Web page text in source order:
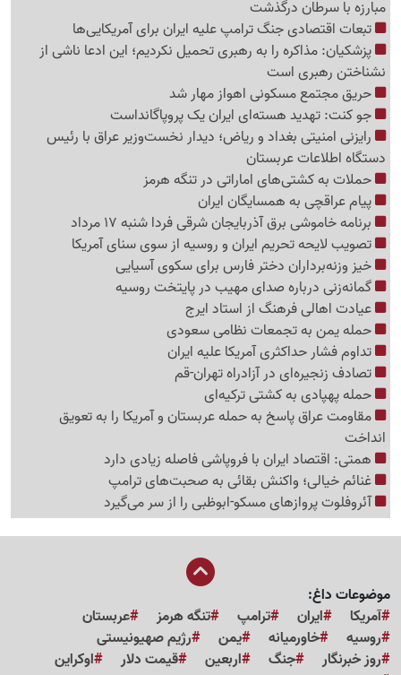
مبارزه با سرطان درگذشت
تبعات اقتصادی جنگ ترامپ علیه ایران برای آمریکایی‌ها
پزشکیان: مذاکره را به رهبری تحمیل نکردیم؛ این ادعا ناشی از
نشناختن رهبری است
حریق مجتمع مسکونی اهواز مهار شد
جو کنت: تهدید هسته‌ای ایران یک پروپاگانداست
رایزنی امنیتی بغداد و ریاض؛ دیدار نخست‌وزیر عراق با رئیس
دستگاه اطلاعات عربستان
حملات به کشتی‌های اماراتی در تنگه هرمز
پیام عراقچی به همسایگان ایران
برنامه خاموشی برق آذربایجان شرقی فردا شنبه 17 مرداد
تصویب لایحه تحریم ایران و روسیه از سوی سنای آمریکا
خیز وزنه‌برداران دختر فارس برای سکوی آسیایی
گمانه‌زنی درباره صدای مهیب در پایتخت روسیه
عیادت اهالی فرهنگ از استاد ایرج
حمله یمن به تجمعات نظامی سعودی
تداوم فشار حداکثری آمریکا علیه ایران
تصادف زنجیره‌ای در آزادراه تهران-قم
حمله پهپادی به کشتی ترکیه‌ای
مقاومت عراق پاسخ به حمله عربستان و آمریکا را به تعویق
انداخت
همتی: اقتصاد ایران با فروپاشی فاصله زیادی دارد
غنائم خیالی؛ واکنش بقائی به صحبت‌های ترامپ
آئروفلوت پروازهای مسکو-ابوظبی را از سر می‌گیرد
موضوعات داغ:
آمریکا
ایران ترامپ تنگه هرمز
عربستان
روسیه
خاورمیانه یمن
رژیم صهیونیستی
روز خبرنگار
جنگ اربعین قیمت دلار
اوکراین